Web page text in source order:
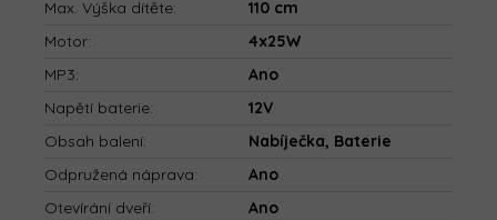
Max. Výška dítěte:
110 cm
Motor:
4x25W
MP3:
Ano
Napětí baterie:
12V
Obsah balení:
Nabíječka, Baterie
Odpružená náprava:
Ano
Otevírání dveří:
Ano